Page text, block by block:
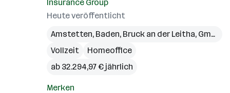
Insurance Group
Heute veröffentlicht
Amstetten, Baden, Bruck an der Leitha, Gmünd
Vollzeit
Homeoffice
ab 32.294,97 € jährlich
Merken